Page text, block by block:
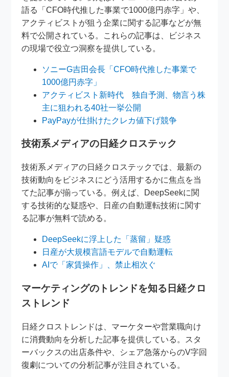
語る「CFO時代推した事業で1000億円赤字」や、
アクティビストが狙う企業に関する記事などが無
料で公開されている。これらの記事は、ビジネス
の現場で役立つ洞察を提供している。
ソニーG吉田会長「CFO時代推した事業で
1000億円赤字」
アクティビスト新時代 独自予測、物言う株
主に狙われる40社一挙公開
PayPayが仕掛けたクレカ値下げ競争
技術系メディアの日経クロステック
技術系メディアの日経クロステックでは、最新の
技術動向をビジネスにどう活用するかに焦点を当
てた記事が揃っている。例えば、DeepSeekに関
する技術的な疑惑や、日産の自動運転技術に関す
る記事が無料で読める。
DeepSeekに浮上した「蒸留」疑惑
日産が大規模言語モデルで自動運転
AIで「家賃操作」、禁止相次ぐ
マーケティングのトレンドを知る日経クロ
ストレンド
日経クロストレンドは、マーケターや営業職向け
に消費動向を分析した記事を提供している。スタ
ーバックスの出店条件や、シェア急落からのV字回
復劇についての分析記事が注目されている。